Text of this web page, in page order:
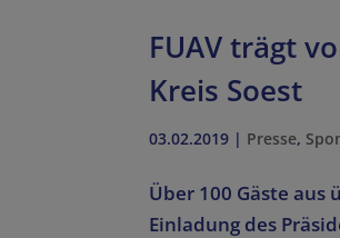
FUAV trägt
Kreis Soest
03.02.2019 | Presse,
Über 100 Gäste aus
Einladung des